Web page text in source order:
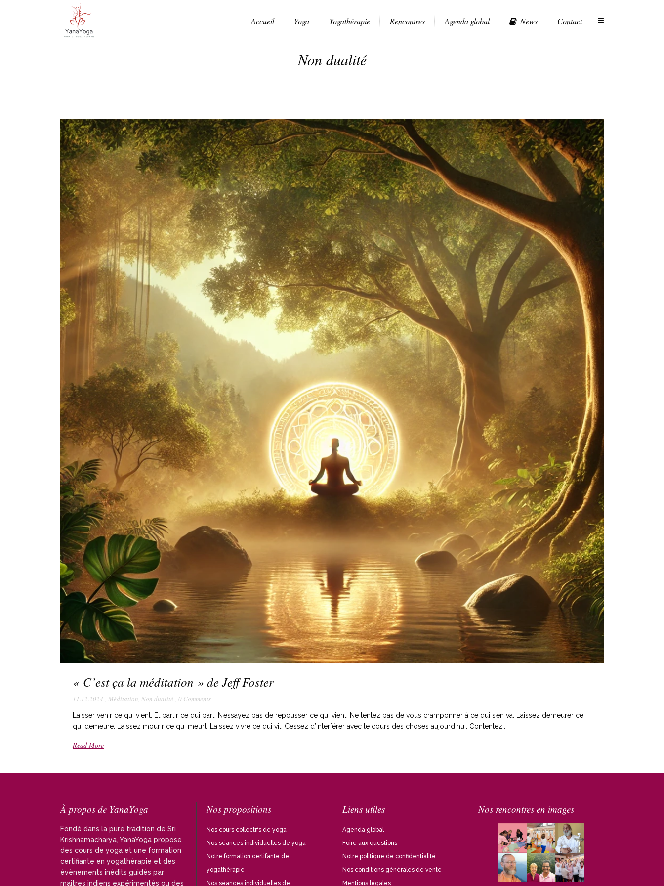
Accueil Yoga Yogathérapie Rencontres Agenda global News Contact
Non dualité
« C’est ça la méditation » de Jeff Foster
11.12.2024 , Méditation, Non dualité , 0 Comments
Laisser venir ce qui vient. Et partir ce qui part. N’essayez pas de repousser ce qui vient. Ne tentez pas de vous cramponner à ce qui s’en va. Laissez demeurer ce
qui demeure. Laissez mourir ce qui meurt. Laissez vivre ce qui vit. Cessez d’interférer avec le cours des choses aujourd’hui. Contentez...
Read More
À propos de YanaYoga
Fondé dans la pure tradition de Sri
Krishnamacharya, YanaYoga propose
des cours de yoga et une formation
certifiante en yogathérapie et des
évènements inédits guidés par
maîtres indiens expérimentés ou des
Nos propositions
Nos cours collectifs de yoga
Nos séances individuelles de yoga
Notre formation certifante de
yogathérapie
Nos séances individuelles de
Liens utiles
Agenda global
Foire aux questions
Notre politique de confidentialité
Nos conditions générales de vente
Mentions légales
Nos rencontres en images